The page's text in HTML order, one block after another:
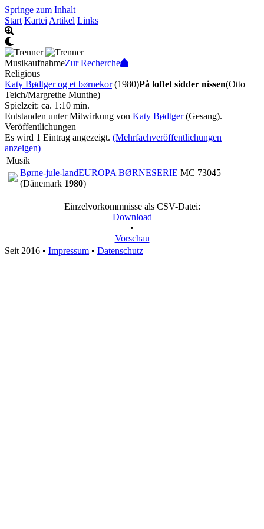
Springe zum Inhalt
Start Kartei Artikel Links
MusikaufnahmeZur Recherche
Religious
Katy Bødtger og et børnekor(1980)På loftet sidder nissen(Otto
Teich/Margrethe Munthe)
Spielzeit: ca. 1:10 min.
Entstanden unter Mitwirkung von Katy Bødtger(Gesang).
Veröffentlichungen
Es wird 1 Eintrag angezeigt. (Mehrfachveröffentlichungen
anzeigen)
Musik
Børne-jule-landEUROPA BØRNESERIE MC 73045
(Dänemark 1980)
Einzelvorkommnisse als CSV-Datei:
Download
•
Vorschau
Seit 2016 • Impressum • Datenschutz